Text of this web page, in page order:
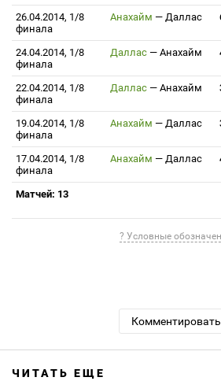
26.04.2014, 1/8
финала
Анахайм — Даллас
24.04.2014, 1/8
финала
Даллас — Анахайм
22.04.2014, 1/8
финала
Даллас — Анахайм
19.04.2014, 1/8
финала
Анахайм — Даллас
17.04.2014, 1/8
финала
Анахайм — Даллас
Матчей: 13
? Условные
Комментировать
ЧИТАТЬ ЕЩЕ